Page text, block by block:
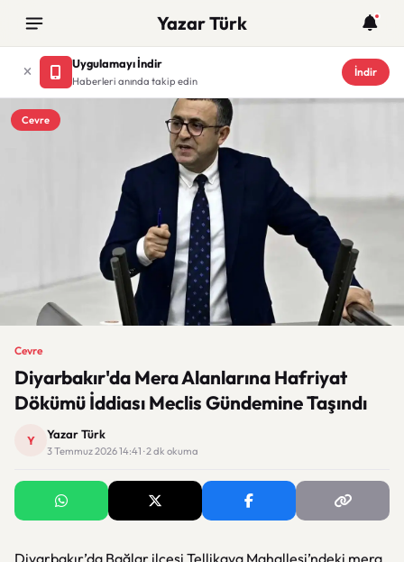
Yazar Türk
Uygulamayı İndir
Haberleri anında takip edin
İndir
Cevre
Cevre
Diyarbakır'da Mera Alanlarına Hafriyat
Dökümü İddiası Meclis Gündemine Taşındı
Y Yazar Türk
3 Temmuz 2026 14:41 · 2 dk okuma
Diyarbakır’da Bağlar ilçesi Tellikaya Mahallesi’ndeki mera